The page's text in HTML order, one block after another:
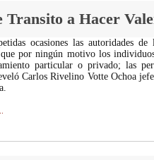
a Hacer
ocasiones las autoridades
por ningún motivo los
particular o privado; las
Carlos Rivelino Votte Ochoa